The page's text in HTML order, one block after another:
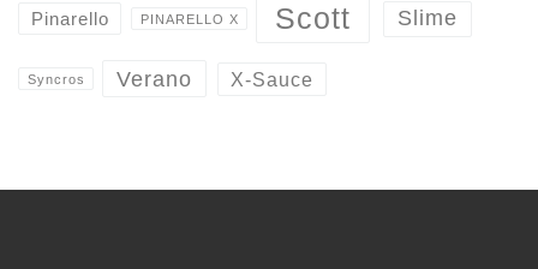
Pinarello PINARELLO X Scott Slime
Syncros Verano X-Sauce